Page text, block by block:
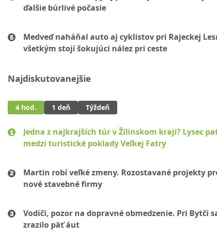
ďalšie búrlivé počasie
Medveď naháňal auto aj cyklistov pri Rajeckej
všetkým stojí šokujúci nález pri ceste
Najdiskutovanejšie
4 hod. 1 deň Týždeň
Jedna z najkrajších túr v Žilinskom kraji? Lysec
medzi turistické poklady Veľkej Fatry
Martin robí veľké zmeny. Rozostavané projekty
nové stavebné firmy
Vodiči, pozor na dopravné obmedzenie. Pri Bytči
zrazilo päť áut